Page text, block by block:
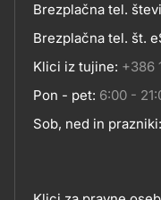
Kontakt
Brezplačna tel.
Brezplačna tel. št.
Klici iz tujine: +386
Pon - pet: 6:00 -
Sob, ned in prazniki: